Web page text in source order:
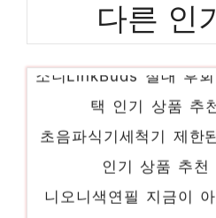
다른 인
소니LinkBuds 절대 후